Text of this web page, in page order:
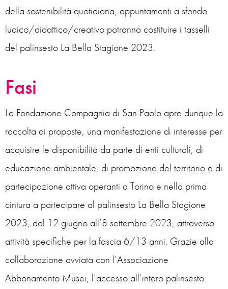
della sostenibilità quotidiana, appuntamenti a sfondo
ludico/didattico/creativo potranno costituire i tasselli
del palinsesto La Bella Stagione 2023.
Fasi
La Fondazione Compagnia di San Paolo apre dunque la
raccolta di proposte, una manifestazione di interesse per
acquisire le disponibilità da parte di enti culturali, di
educazione ambientale, di promozione del territorio e di
partecipazione attiva operanti a Torino e nella prima
cintura a partecipare al palinsesto La Bella Stagione
2023, dal 12 giugno all’8 settembre 2023, attraverso
attività specifiche per la fascia 6/13 anni. Grazie alla
collaborazione avviata con l’Associazione
Abbonamento Musei, l’accesso all’intero palinsesto